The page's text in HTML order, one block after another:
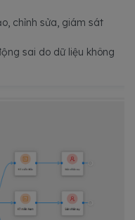
chỉnh sửa, giám sát
sai do dữ liệu không